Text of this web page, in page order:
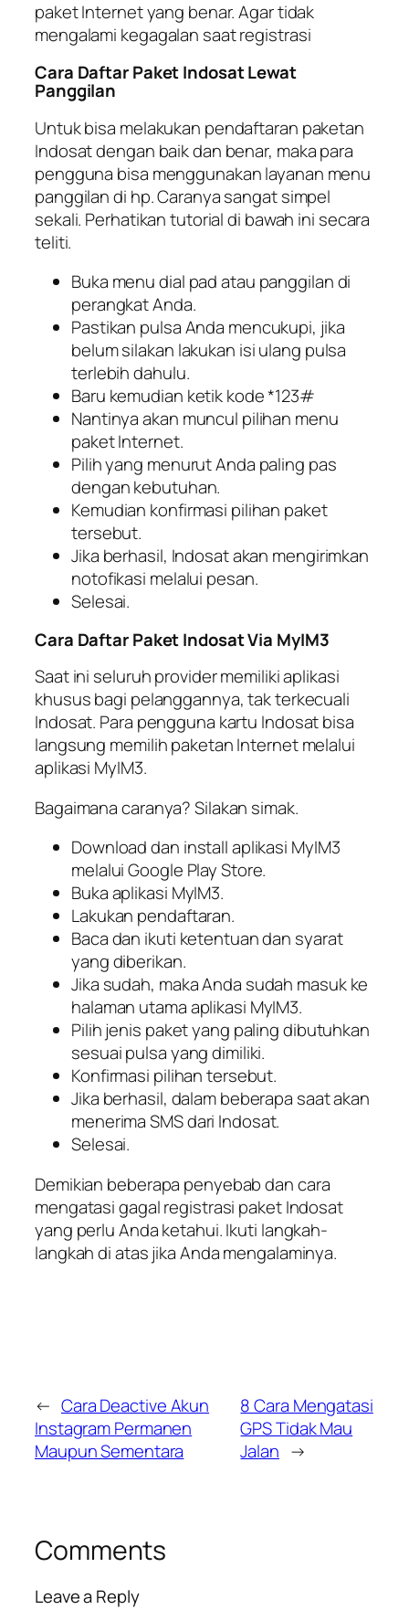
paket Internet yang benar. Agar tidak
mengalami kegagalan saat registrasi
Cara Daftar Paket Indosat Lewat
Panggilan
Untuk bisa melakukan pendaftaran paketan
Indosat dengan baik dan benar, maka para
pengguna bisa menggunakan layanan menu
panggilan di hp. Caranya sangat simpel
sekali. Perhatikan tutorial di bawah ini secara
teliti.
Buka menu dial pad atau panggilan di
perangkat Anda.
Pastikan pulsa Anda mencukupi, jika
belum silakan lakukan isi ulang pulsa
terlebih dahulu.
Baru kemudian ketik kode *123#
Nantinya akan muncul pilihan menu
paket Internet.
Pilih yang menurut Anda paling pas
dengan kebutuhan.
Kemudian konfirmasi pilihan paket
tersebut.
Jika berhasil, Indosat akan mengirimkan
notofikasi melalui pesan.
Selesai.
Cara Daftar Paket Indosat Via MyIM3
Saat ini seluruh provider memiliki aplikasi
khusus bagi pelanggannya, tak terkecuali
Indosat. Para pengguna kartu Indosat bisa
langsung memilih paketan Internet melalui
aplikasi MyIM3.
Bagaimana caranya? Silakan simak.
Download dan install aplikasi MyIM3
melalui Google Play Store.
Buka aplikasi MyIM3.
Lakukan pendaftaran.
Baca dan ikuti ketentuan dan syarat
yang diberikan.
Jika sudah, maka Anda sudah masuk ke
halaman utama aplikasi MyIM3.
Pilih jenis paket yang paling dibutuhkan
sesuai pulsa yang dimiliki.
Konfirmasi pilihan tersebut.
Jika berhasil, dalam beberapa saat akan
menerima SMS dari Indosat.
Selesai.
Demikian beberapa penyebab dan cara
mengatasi gagal registrasi paket Indosat
yang perlu Anda ketahui. Ikuti langkah-
langkah di atas jika Anda mengalaminya.
← Cara Deactive Akun
Instagram Permanen
Maupun Sementara
8 Cara Mengatasi
GPS Tidak Mau
Jalan →
Comments
Leave a Reply